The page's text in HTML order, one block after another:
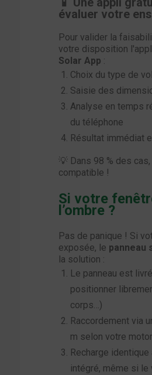
évaluer votre
Pour valider la
votre disposition
Solar App :
Choix du type de
Saisie des
Analyse en temps
du téléphone
Résultat immédiat
💡 Dans 98 % des
compatible !
Si votre
l’ombre ?
Pas de panique ! Si
exposée, le panneau
la solution :
Le panneau est
positionner
corps…)
Raccordement via
m selon votre
Recharge
intégré, même si le